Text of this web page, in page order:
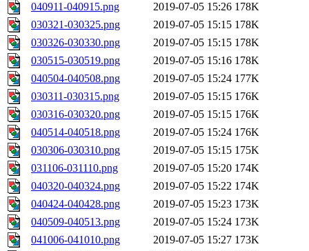
040911-040915.png
2019-07-05 15:26 178K
030321-030325.png
2019-07-05 15:15 178K
030326-030330.png
2019-07-05 15:15 178K
030515-030519.png
2019-07-05 15:16 178K
040504-040508.png
2019-07-05 15:24 177K
030311-030315.png
2019-07-05 15:15 176K
030316-030320.png
2019-07-05 15:15 176K
040514-040518.png
2019-07-05 15:24 176K
030306-030310.png
2019-07-05 15:15 175K
031106-031110.png
2019-07-05 15:20 174K
040320-040324.png
2019-07-05 15:22 174K
040424-040428.png
2019-07-05 15:23 173K
040509-040513.png
2019-07-05 15:24 173K
041006-041010.png
2019-07-05 15:27 173K